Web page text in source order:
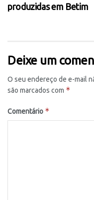
produzidas em Betim
Deixe um
O seu endereço de e-mail
são marcados com *
Comentário *